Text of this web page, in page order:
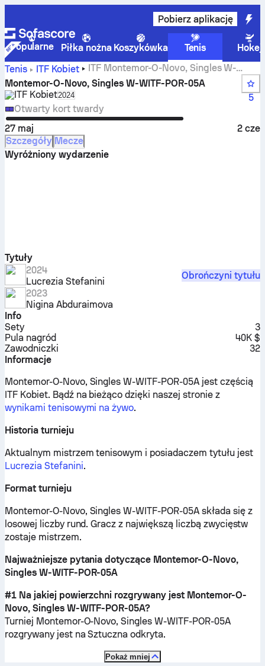
Pobierz aplikację
Popularne Piłka nożna Koszykówka Tenis
Hokej
Tenis
ITF Kobiet
ITF Montemor-O-Novo, Singles W-
WITF-POR-05A wyniki na żywo i mecze
Montemor-O-Novo, Singles W-WITF-POR-05A
ITF KobietSelect season in unique tournament header
2024
5
Otwarty kort twardy
27 maj
2 cze
Szczegóły Mecze
Wyróżniony wydarzenie
Tytuły
2024
Lucrezia Stefanini
Obrończyni tytułu
2023
Nigina Abduraimova
Info
Sety
3
Pula nagród
40K $
Zawodniczki
32
Informacje
Montemor-O-Novo, Singles W-WITF-POR-05A jest częścią
ITF Kobiet. Bądź na bieżąco dzięki naszej stronie z
wynikami tenisowymi na żywo.
Historia turnieju
Aktualnym mistrzem tenisowym i posiadaczem tytułu jest
Lucrezia Stefanini.
Format turnieju
Montemor-O-Novo, Singles W-WITF-POR-05A składa się z
losowej liczby rund. Gracz z największą liczbą zwycięstw
zostaje mistrzem.
Najważniejsze pytania dotyczące Montemor-O-Novo,
Singles W-WITF-POR-05A
#1 Na jakiej powierzchni rozgrywany jest Montemor-O-
Novo, Singles W-WITF-POR-05A?
Turniej Montemor-O-Novo, Singles W-WITF-POR-05A
rozgrywany jest naSztuczna odkryta.
Pokaż mniej